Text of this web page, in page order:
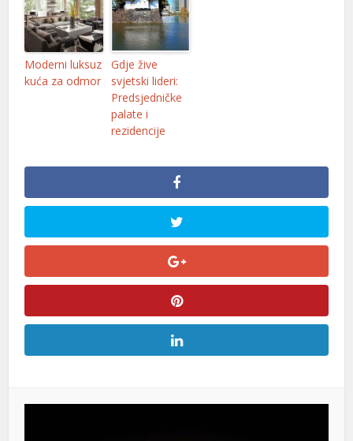
Moderni luksuz
kuća za odmor
Gdje žive
svjetski lideri:
Predsjedničke
palate i
rezidencije